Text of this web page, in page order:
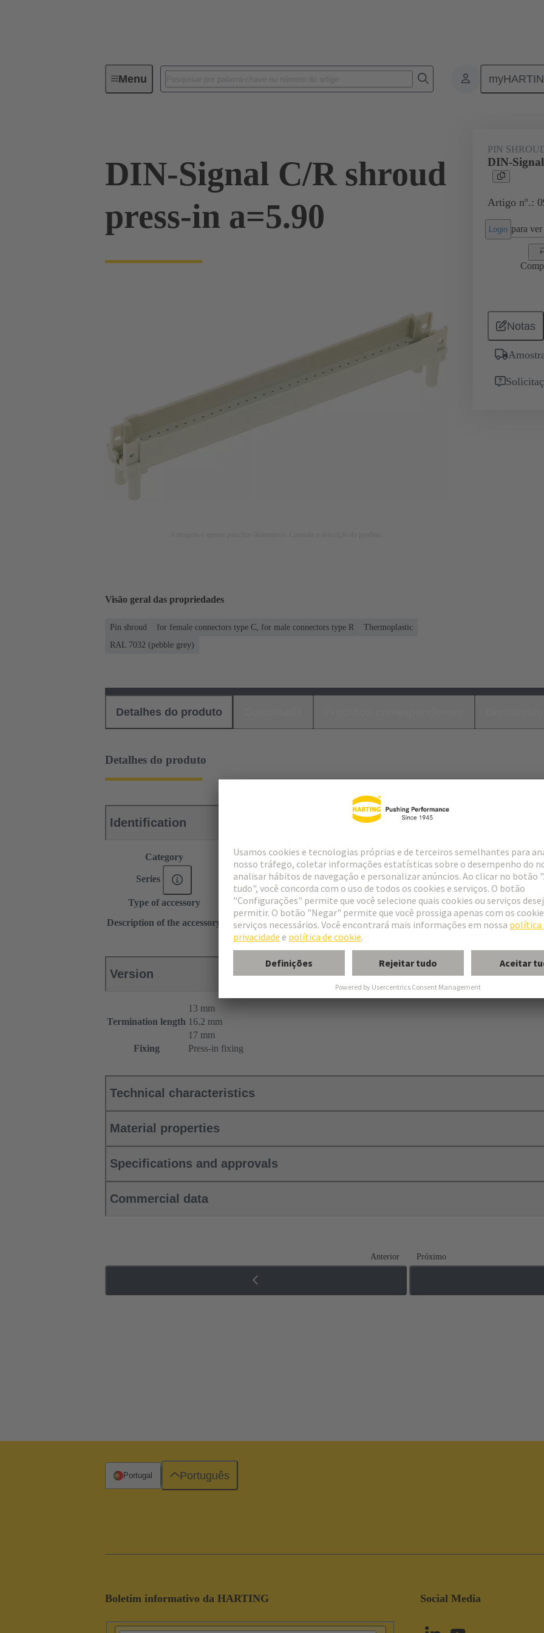
MenuDevice connectivity Produtos Motherboard to
DIN-Signal C/R shroud
press-in a=5.90
PIN
DIN-
Artigo nº.:
Login para
Notas
Visão geral das propriedades
Pin shroud for female connectors type C, for male connectors type R
Thermoplastic
RAL 7032 (pebble grey)
Detalhes do produto
Detalhes do produto
Identification
Category Accessories
Series DIN 41612
Type of accessory
Pin shroud
Description of the accessory
for female connectors type C
for male connectors type R
Version
Termination length
13 mm
16.2 mm
17 mm
Fixing
Press-in fixing
Technical characteristics
Material properties
Specifications and approvals
Commercial data
Anterior Próximo
Boletim informativo da HARTING Social Media
Portugal Português